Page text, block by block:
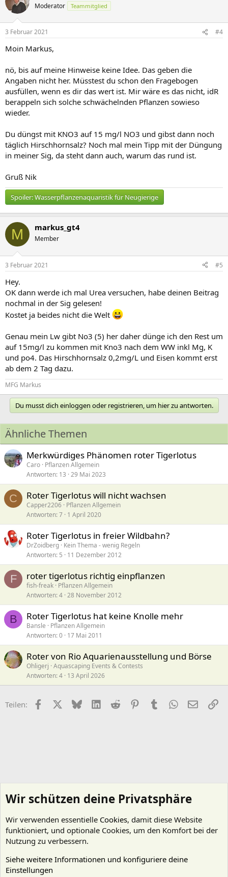
Moderator Teammitglied
3 Februar 2021 #4
Moin Markus,
nö, bis auf meine Hinweise keine Idee. Das geben die
Angaben nicht her. Müsstest du schon den Fragebogen
ausfüllen, wenn es dir das wert ist. Mir wäre es das nicht, idR
berappeln sich solche schwächelnden Pflanzen sowieso
wieder.
Du düngst mit KNO3 auf 15 mg/l NO3 und gibst dann noch
täglich Hirschhornsalz? Noch mal mein Tipp mit der Düngung
in meiner Sig, da steht dann auch, warum das rund ist.
Gruß Nik
Spoiler:Wasserpflanzenaquaristik für Neugierige
M markus_gt4
Member
3 Februar 2021 #5
Hey.
OK dann werde ich mal Urea versuchen, habe deinen Beitrag
nochmal in der Sig gelesen!
Kostet ja beides nicht die Welt
Genau mein Lw gibt No3 (5) her daher dünge ich den Rest um
auf 15mg/l zu kommen mit Kno3 nach dem WW inkl Mg, K
und po4. Das Hirschhornsalz 0,2mg/L und Eisen kommt erst
ab dem 2 Tag dazu.
MFG Markus
Du musst dich einloggen oder registrieren, um hier zu antworten.
Ähnliche Themen
Merkwürdiges Phänomen roter Tigerlotus
Caro Pflanzen Allgemein
Antworten 13 29 Mai 2023
C Roter Tigerlotus will nicht wachsen
Capper2206 Pflanzen Allgemein
Antworten 7 1 April 2020
Roter Tigerlotus in freier Wildbahn?
DrZoidberg Kein Thema - wenig Regeln
Antworten 5 11 Dezember 2012
F roter tigerlotus richtig einpflanzen
fish-freak Pflanzen Allgemein
Antworten 4 28 November 2012
B Roter Tigerlotus hat keine Knolle mehr
Bansle
Pflanzen Allgemein
Antworten 0 17 Mai 2011
Roter von Rio Aquarienausstellung und Börse
Ohligerj Aquascaping Events & Contests
Antworten 4 13 April 2026
Teilen: FacebookX (Twitter)
BlueskyLinkedIn
Reddit PinterestTumblr WhatsApp
E-Mail
Wir schützen deine Privatsphäre
Wir verwenden essentielle Cookies, damit diese Website
funktioniert, und optionale Cookies, um den Komfort bei der
Nutzung zu verbessern.
Siehe weitere Informationen und konfiguriere deine
Einstellungen